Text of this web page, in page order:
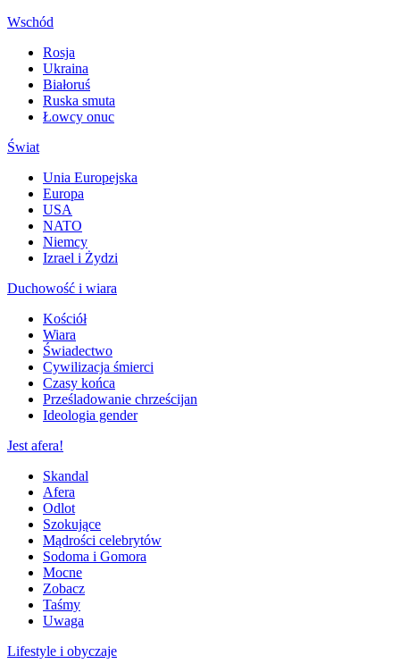
Wschód
Rosja
Ukraina
Białoruś
Ruska smuta
Łowcy onuc
Świat
Unia Europejska
Europa
USA
NATO
Niemcy
Izrael i Żydzi
Duchowość i wiara
Kościół
Wiara
Świadectwo
Cywilizacja śmierci
Czasy końca
Prześladowanie chrześcijan
Ideologia gender
Jest afera!
Skandal
Afera
Odlot
Szokujące
Mądrości celebrytów
Sodoma i Gomora
Mocne
Zobacz
Taśmy
Uwaga
Lifestyle i obyczaje